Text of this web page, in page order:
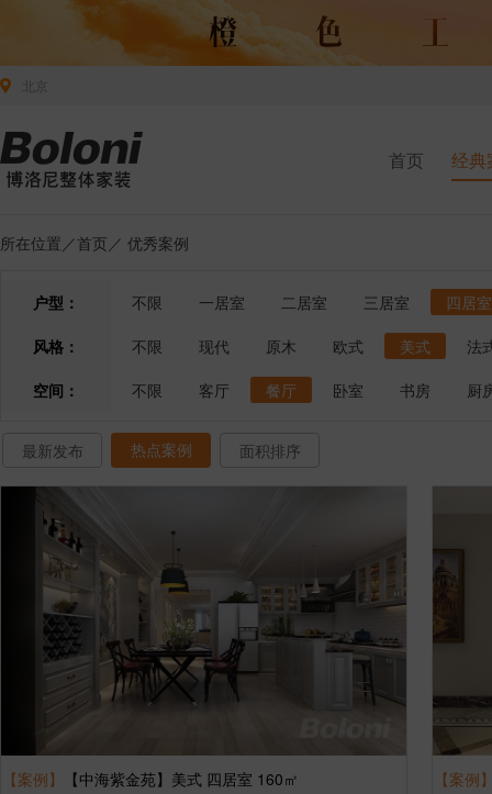
首页 经典
所在位置／首页 ／ 优秀案例
户型： 不限 一居室 二居室 三居室
四居室
风格：
不限 现代 原木 欧式 美式
法
空间：
不限 客厅 餐厅 卧室 书房 厨
最新发布 热点案例 面积排序
【案例】 【中海紫金苑】美式 四居室 160㎡ 【案例